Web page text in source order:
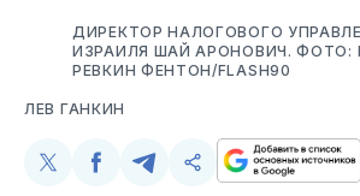
ДИРЕКТОР НАЛОГОВОГО
ИЗРАИЛЯ ШАЙ АРОНОВИЧ. ФОТО:
РЕВКИН ФЕНТОН/FLASH90
ЛЕВ ГАНКИН
Поделиться
Поделиться
Поделиться
Скопируйте